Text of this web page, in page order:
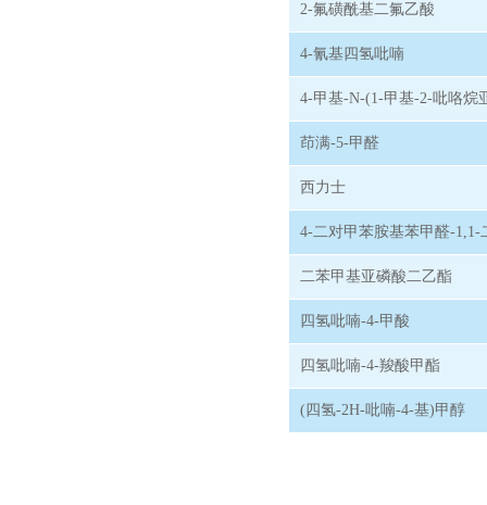
2-氟磺酰基二氟乙酸
4-氰基四氢吡喃
4-甲基-N-(1-甲基-2-吡咯烷
茚满-5-甲醛
西力士
4-二对甲苯胺基苯甲醛-1,1-
二苯甲基亚磷酸二乙酯
四氢吡喃-4-甲酸
四氢吡喃-4-羧酸甲酯
(四氢-2H-吡喃-4-基)甲醇